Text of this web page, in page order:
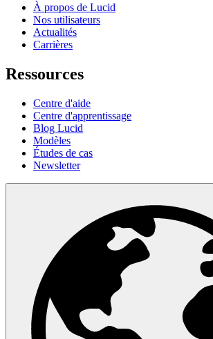
À propos de Lucid
Nos utilisateurs
Actualités
Carrières
Ressources
Centre d'aide
Centre d'apprentissage
Blog Lucid
Modèles
Études de cas
Newsletter